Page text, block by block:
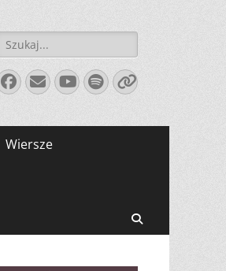
Szukaj:
Facebook
E-
mail
YouTube
Spotify
Link
Wiersze